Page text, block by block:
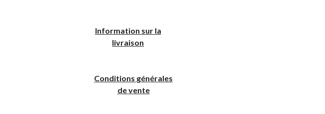
Information sur la
livraison
Conditions générales
de vente